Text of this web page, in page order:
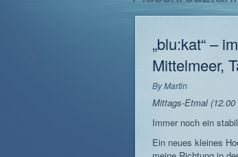
„blu:kat“ –
Mittelmeer,
ByMartin
Mittags-Etmal
Immer noch ein
Ein neues kleines